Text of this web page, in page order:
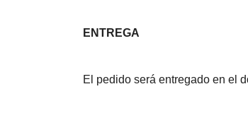
ENTREGA
El pedido será entregado en el